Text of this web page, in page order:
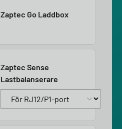
Zaptec Go Laddbox
Zaptec Sense
Lastbalanserare